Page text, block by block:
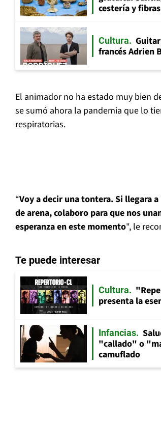
cestería y fibras
Cultura
francés Adrien
El animador no ha estado muy bien
se sumó ahora la pandemia que lo
respiratorias.
“Voy a decir una tontera. Si llegara
de arena, colaboro para que nos
esperanza en este momento", le
Te puede interesar
Cultura
presenta la
Infancias
"callado" o
camuflado